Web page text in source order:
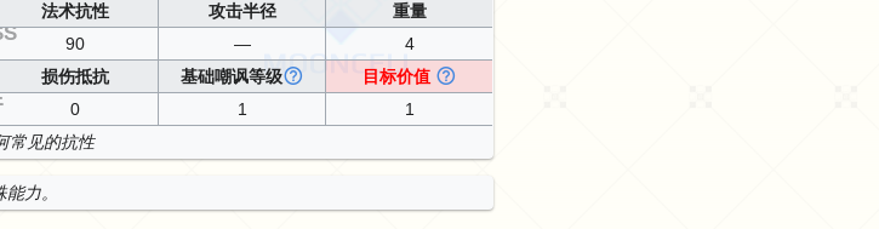
法术抗性 攻击半径
重量
90 —
4
损伤抵抗 基础嘲讽等级
目标价值
0 1
1
常见的抗性
力。